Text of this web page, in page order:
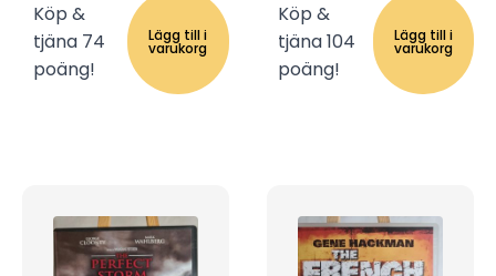
Köp &
tjäna 74
poäng!
Lägg till i
varukorg
Köp &
tjäna 104
poäng!
Lägg till i
varukorg